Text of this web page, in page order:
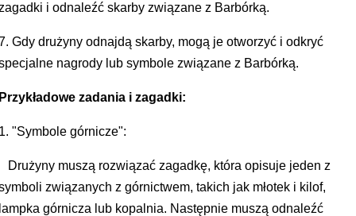
i odnaleźć skarby związane z Barbórką.
Gdy drużyny odnajdą skarby, mogą je otworzyć i odkryć
nagrody lub symbole związane z Barbórką.
zadania i zagadki:
"Symbole górnicze":
Drużyny muszą rozwiązać zagadkę, która opisuje jeden z
związanych z górnictwem, takich jak młotek i kilof,
górnicza lub kopalnia. Następnie muszą odnaleźć